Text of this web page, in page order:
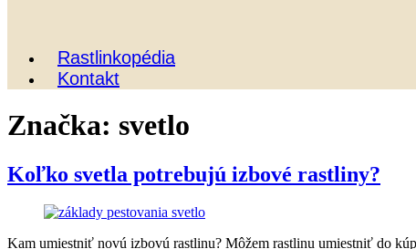
Rastlinkopédia
Kontakt
Značka: svetlo
Koľko svetla potrebujú izbové rastliny?
Kam umiestniť novú izbovú rastlinu? Môžem rastlinu umiestniť do